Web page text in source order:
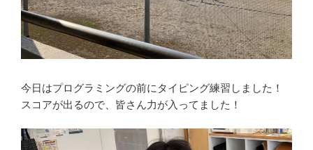
今日はプログラミングの前にタイピング練習しました！
スコアが出るので、皆さん力が入ってました！